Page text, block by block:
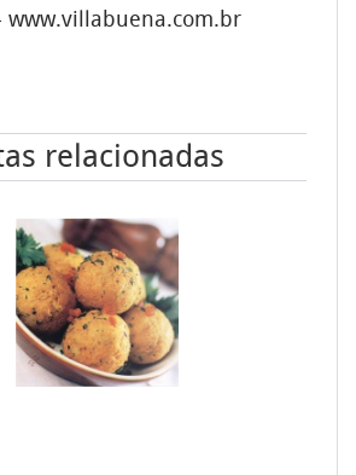
www.villabuena.com.br
relacionadas